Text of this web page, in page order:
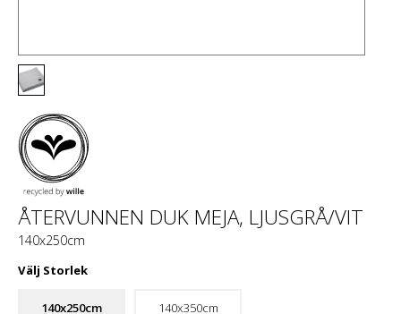
ÅTERVUNNEN DUK MEJA, LJUSGRÅ/VIT
140x250cm
Välj Storlek
140x250cm 140x350cm